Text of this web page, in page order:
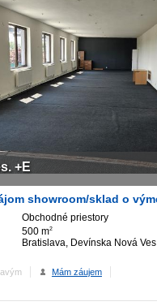
Obchodné priestory
500 m2
Bratislava, Devínska Nová Ves
+E
Mám záujem